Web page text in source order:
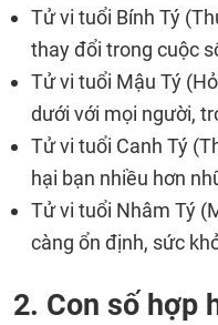
Tử vi tuổi Bính Tý
thay đổi trong cuộc
Tử vi tuổi Mậu Tý
dưới với mọi người,
Tử vi tuổi Canh Tý
hại bạn nhiều hơn
Tử vi tuổi Nhâm Tý
càng ổn định, sức
2. Con số hợp